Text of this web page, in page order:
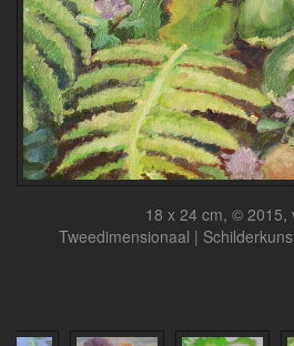
18 x 24 cm, © 2015,
Tweedimensionaal |